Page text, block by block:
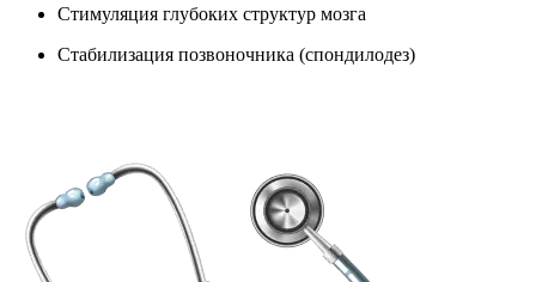
Стимуляция глубоких структур мозга
Стабилизация позвоночника (спондилодез)